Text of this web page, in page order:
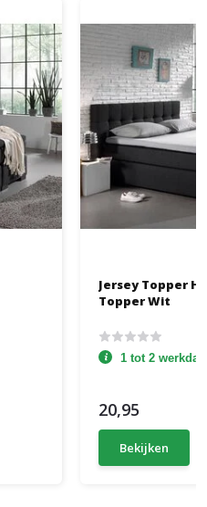
Jersey Topper
Topper Wit
1 tot 2
20,95
Bekijken